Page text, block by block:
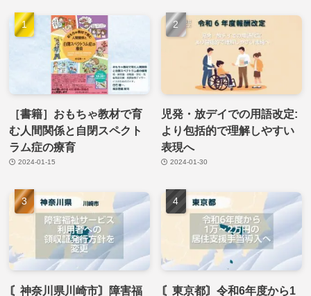
［書籍］おもちゃ教材で育
む人間関係と自閉スペクト
ラム症の療育
2024-01-15
児発・放デイでの用語改定:
より包括的で理解しやすい
表現へ
2024-01-30
〘神奈川県川崎市〙障害福
〘東京都〙令和6年度から1